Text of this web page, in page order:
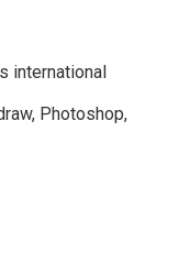
international
Photoshop,